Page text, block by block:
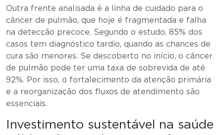
Outra frente analisada é a linha de cuidado para o
câncer de pulmão, que hoje é fragmentada e falha
na detecção precoce. Segundo o estudo, 85% dos
casos tem diagnóstico tardio, quando as chances de
cura são menores. Se descoberto no início, o câncer
de pulmão pode ter uma taxa de sobrevida de até
92%. Por isso, o fortalecimento da atenção primária
e a reorganização dos fluxos de atendimento são
essenciais.
Investimento sustentável na saúde